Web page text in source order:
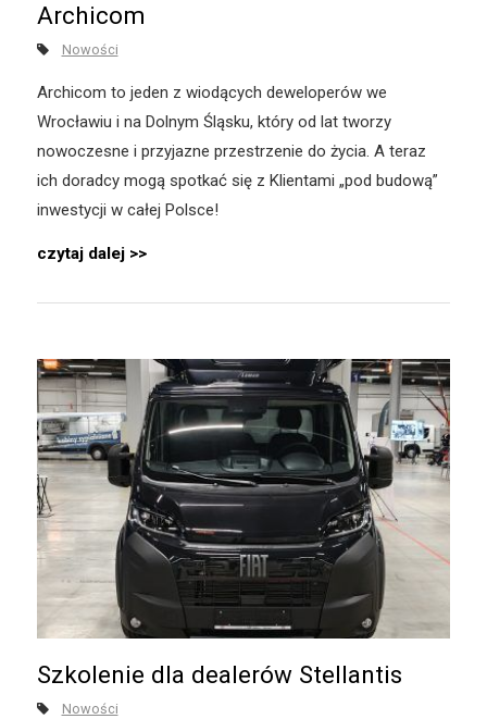
Archicom
Nowości
Archicom to jeden z wiodących deweloperów we
Wrocławiu i na Dolnym Śląsku, który od lat tworzy
nowoczesne i przyjazne przestrzenie do życia. A teraz
ich doradcy mogą spotkać się z Klientami „pod budową”
inwestycji w całej Polsce!
czytaj dalej
Szkolenie dla dealerów Stellantis
Nowości